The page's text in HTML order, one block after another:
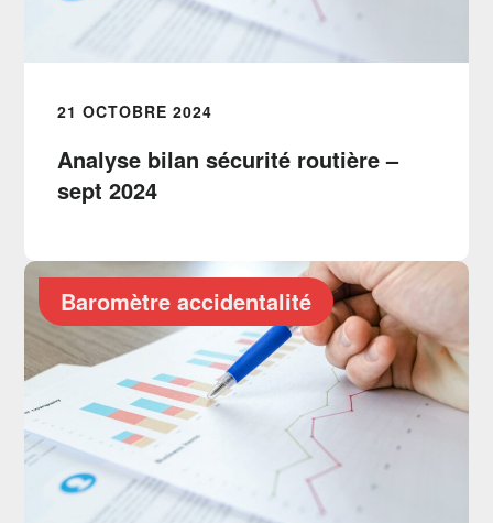
21 OCTOBRE 2024
Analyse bilan sécurité routière –
sept 2024
Baromètre accidentalité